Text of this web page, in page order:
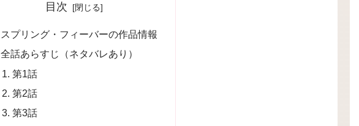
目次
スプリング・フィーバーの作品情報
全話あらすじ（ネタバレあり）
第1話
第2話
第3話